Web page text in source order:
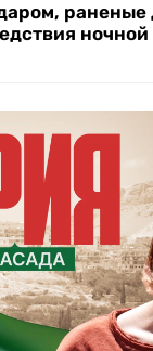
раненые